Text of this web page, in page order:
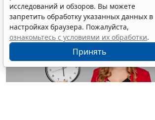
7 августа 2026 16:55
исследований и обзоров. Вы можете
запретить обработку указанных данных в
настройках браузера. Пожалуйста,
ознакомьтесь с условиями их обработки.
Принять